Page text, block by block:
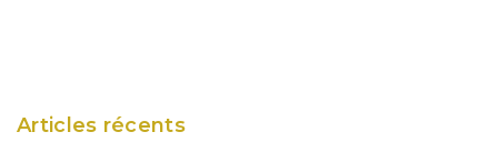
Articles récents